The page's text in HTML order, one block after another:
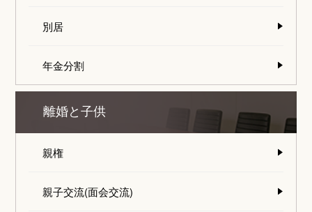
別居
年金分割
離婚と子供
親権
親子交流(面会交流)